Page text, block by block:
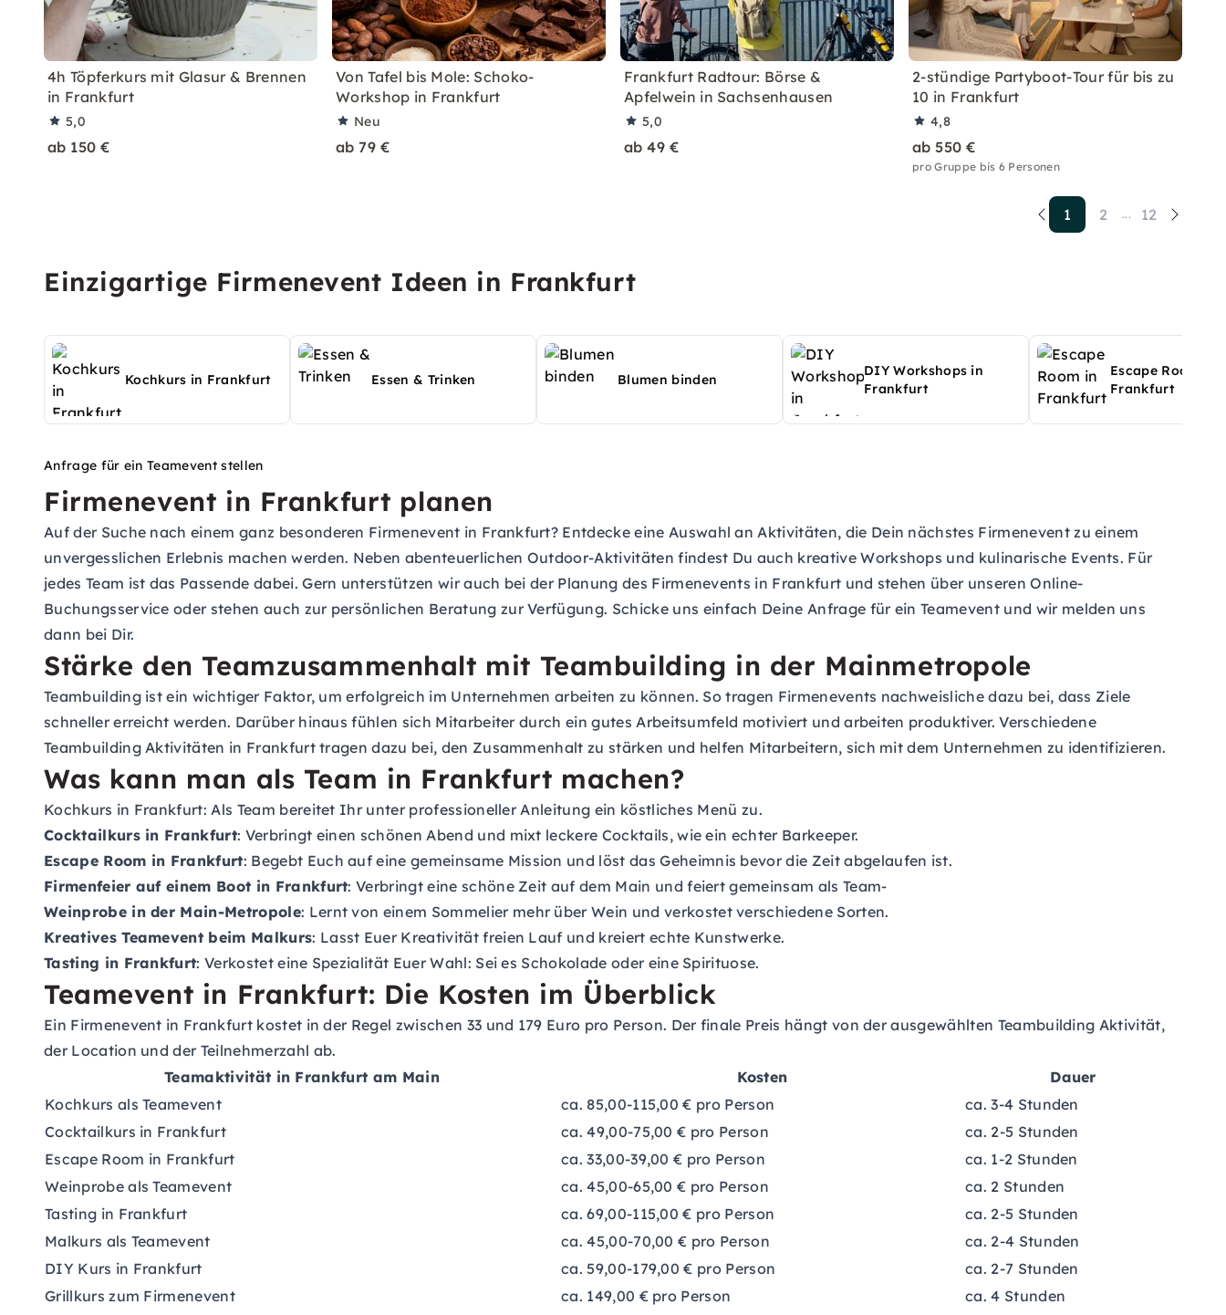
4h Töpferkurs mit Glasur & Brennen
in Frankfurt
5,0
ab 150 €
Von Tafel bis Mole: Schoko-
Workshop in Frankfurt
Neu
ab 79 €
Frankfurt Radtour: Börse &
Apfelwein in Sachsenhausen
5,0
ab 49 €
2-stündige Partyboot-Tour für bis zu
10 in Frankfurt
4,8
ab 550 €
pro Gruppe bis 6 Personen
1 2 ... 12
Einzigartige Firmenevent Ideen in Frankfurt
Kochkurs in Frankfurt Essen & Trinken Blumen binden
DIY Workshops in
Frankfurt
Escape Room in
Frankfurt
Anfrage für ein Teamevent stellen
Firmenevent in Frankfurt planen
Auf der Suche nach einem ganz besonderen Firmenevent in Frankfurt? Entdecke eine Auswahl an Aktivitäten, die Dein nächstes Firmenevent zu einem
unvergesslichen Erlebnis machen werden. Neben abenteuerlichen Outdoor-Aktivitäten findest Du auch kreative Workshops und kulinarische Events. Für
jedes Team ist das Passende dabei. Gern unterstützen wir auch bei der Planung des Firmenevents in Frankfurt und stehen über unseren Online-
Buchungsservice oder stehen auch zur persönlichen Beratung zur Verfügung. Schicke uns einfach DeineAnfrage für ein Teamevent und wir melden uns
dann bei Dir.
Stärke den Teamzusammenhalt mit Teambuilding in der Mainmetropole
Teambuilding ist ein wichtiger Faktor, um erfolgreich im Unternehmen arbeiten zu können. So tragen Firmenevents nachweisliche dazu bei, dass Ziele
schneller erreicht werden. Darüber hinaus fühlen sich Mitarbeiter durch ein gutes Arbeitsumfeld motiviert und arbeiten produktiver. Verschiedene
Teambuilding Aktivitäten in Frankfurt tragen dazu bei, den Zusammenhalt zu stärken und helfen Mitarbeitern, sich mit dem Unternehmen zu identifizieren.
Was kann man als Team in Frankfurt machen?
Kochkurs in Frankfurt: Als Team bereitet Ihr unter professioneller Anleitung ein köstliches Menü zu.
Cocktailkurs in Frankfurt: Verbringt einen schönen Abend und mixt leckere Cocktails, wie ein echter Barkeeper.
Escape Room in Frankfurt: Begebt Euch auf eine gemeinsame Mission und löst das Geheimnis bevor die Zeit abgelaufen ist.
Firmenfeier auf einem Boot in Frankfurt: Verbringt eine schöne Zeit auf dem Main und feiert gemeinsam als Team-
Weinprobe in der Main-Metropole: Lernt von einem Sommelier mehr über Wein und verkostet verschiedene Sorten.
Kreatives Teamevent beim Malkurs: Lasst Euer Kreativität freien Lauf und kreiert echte Kunstwerke.
Tasting in Frankfurt: Verkostet eine Spezialität Euer Wahl: Sei es Schokolade oder eine Spirituose.
Teamevent in Frankfurt: Die Kosten im Überblick
Ein Firmenevent in Frankfurt kostet in der Regel zwischen 33 und 179 Euro pro Person. Der finale Preis hängt von der ausgewählten Teambuilding Aktivität,
der Location und der Teilnehmerzahl ab.
Teamaktivität in Frankfurt am Main
Kosten
Dauer
Kochkurs als Teamevent
ca. 85,00-115,00 € pro Person
ca. 3-4 Stunden
Cocktailkurs in Frankfurt
ca. 49,00-75,00 € pro Person
ca. 2-5 Stunden
Escape Room in Frankfurt
ca. 33,00-39,00 € pro Person
ca. 1-2 Stunden
Weinprobe als Teamevent
ca. 45,00-65,00 € pro Person
ca. 2 Stunden
Tasting in Frankfurt
ca. 69,00-115,00 € pro Person
ca. 2-5 Stunden
Malkurs als Teamevent
ca. 45,00-70,00 € pro Person
ca. 2-4 Stunden
DIY Kurs in Frankfurt
ca. 59,00-179,00 € pro Person
ca. 2-7 Stunden
Grillkurs zum Firmenevent
ca. 149,00 € pro Person ca. 4 Stunden